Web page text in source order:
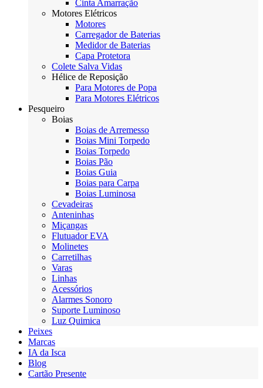
Cinta Amarração
Motores Elétricos
Motores
Carregador de Baterias
Medidor de Baterias
Capa Protetora
Colete Salva Vidas
Hélice de Reposição
Para Motores de Popa
Para Motores Elétricos
Pesqueiro
Boias
Boias de Arremesso
Boias Mini Torpedo
Boias Torpedo
Boias Pão
Boias Guia
Boias para Carpa
Boias Luminosa
Cevadeiras
Anteninhas
Miçangas
Flutuador EVA
Molinetes
Carretilhas
Varas
Linhas
Acessórios
Alarmes Sonoro
Suporte Luminoso
Luz Quimica
Peixes
Marcas
IA da Isca
Blog
Cartão Presente